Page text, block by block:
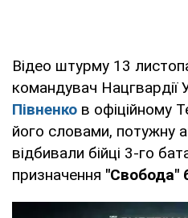
Відео штурму 13
командувач Нацгвардії
Півненко в офіційному
його словами, потужну
відбивали бійці 3-го
призначення "Свобода"